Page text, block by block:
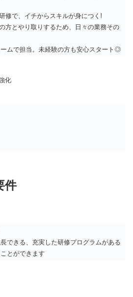
修で、イチからスキルが身につく!
方とやり取りするため、日々の業務その
ムで担当。未経験の方も安心スタート◎
化
件
できる、充実した研修プログラムがある
とができます